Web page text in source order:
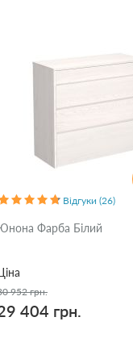
Відгуки (26)
Фарба Білий
952 грн.
404 грн.